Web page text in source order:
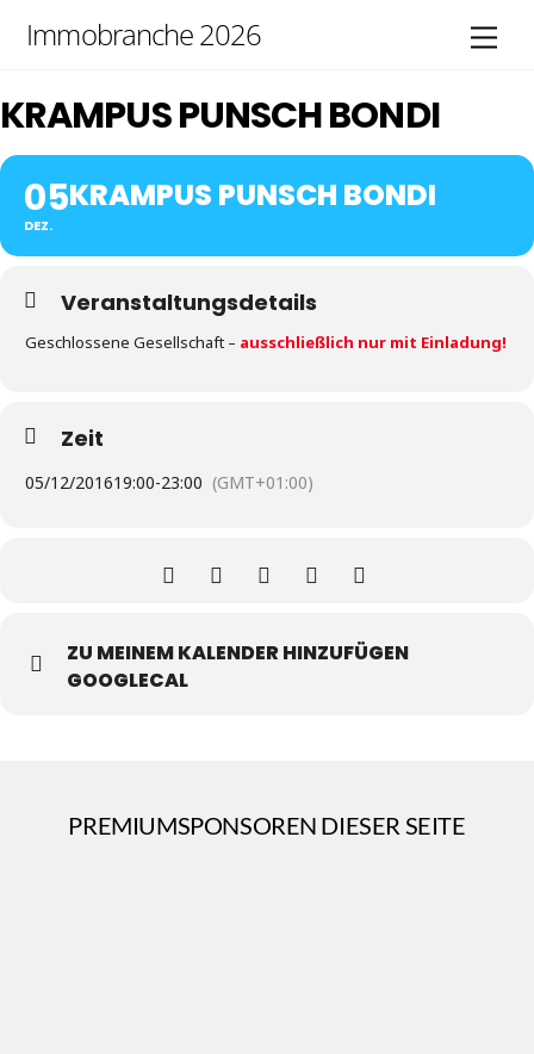
Immobranche 2026
KRAMPUS PUNSCH BONDI
05
DEZ.
KRAMPUS PUNSCH BONDI
Veranstaltungsdetails
Geschlossene Gesellschaft – ausschließlich nur mit Einladung!
Zeit
05/12/201619:00-23:00 (GMT+01:00)
ZU MEINEM KALENDER HINZUFÜGEN
GOOGLECAL
PREMIUMSPONSOREN DIESER SEITE